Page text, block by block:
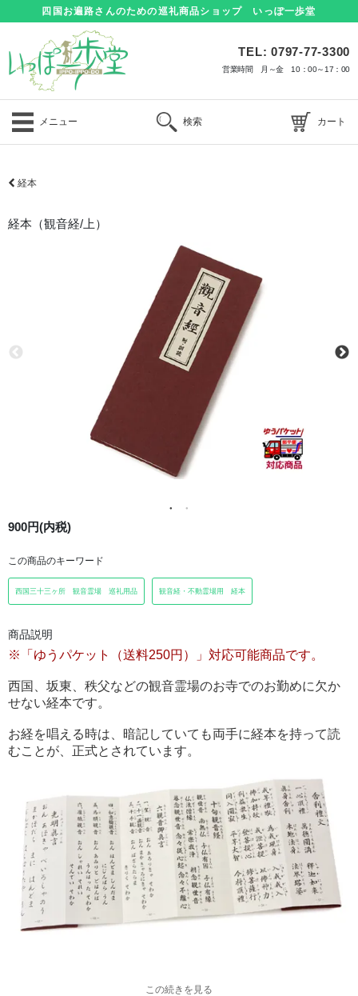
四国お遍路さんのための巡礼商品ショップ いっぽ一歩堂
TEL: 0797-77-3300
営業時間 月～金 10：00～17：00
メニュー 検索 カート
経本
経本（観音経/上）
900円(内税)
この商品のキーワード
西国三十三ヶ所 観音霊場 巡礼用品 観音経・不動霊場用 経本
商品説明
※「ゆうパケット（送料250円）」対応可能商品です。
西国、坂東、秩父などの観音霊場のお寺でのお勤めに欠か
せない経本です。
お経を唱える時は、暗記していても両手に経本を持って読
むことが、正式とされています。
この続きを見る